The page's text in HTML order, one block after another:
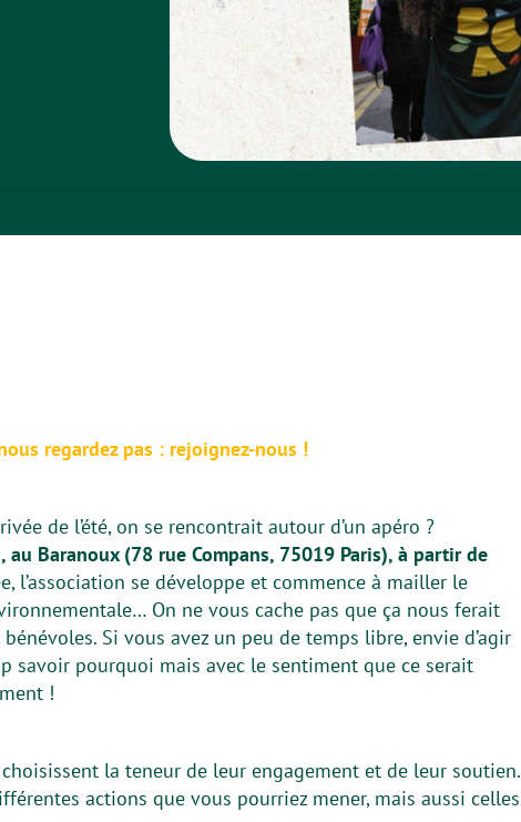
regardez pas : rejoignez-nous !
de l’été, on se rencontrait autour d’un apéro ?
au Baranoux (78 rue Compans, 75019 Paris), à partir de
l’association se développe et commence à mailler le
On ne vous cache pas que ça nous ferait
Si vous avez un peu de temps libre, envie d’agir
savoir pourquoi mais avec le sentiment que ce serait
!
choisissent la teneur de leur engagement et de leur soutien.
actions que vous pourriez mener, mais aussi celles